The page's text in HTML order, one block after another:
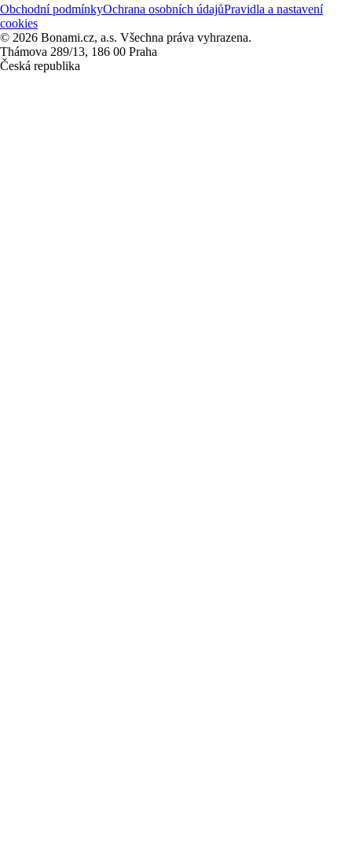
Obchodní podmínkyOchrana osobních údajůPravidla a nastavení
cookies
© 2026 Bonami.cz, a.s. Všechna práva vyhrazena.
Thámova 289/13, 186 00 Praha
Česká republika